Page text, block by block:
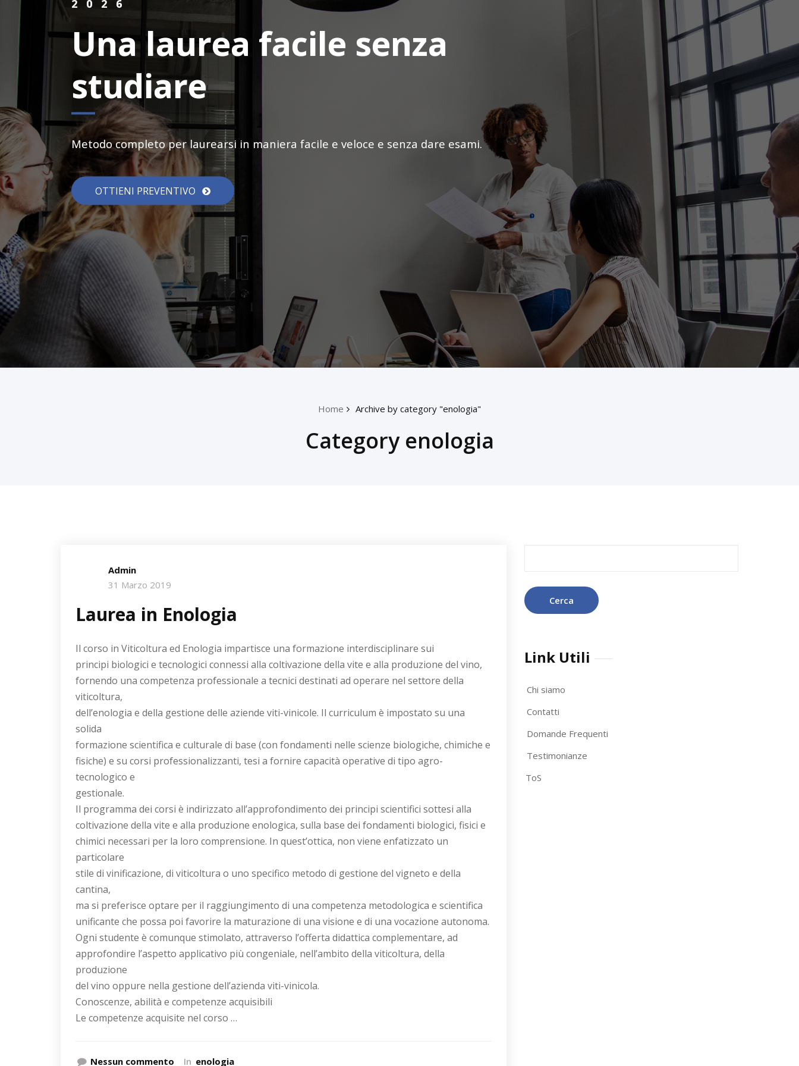
2026
Una laurea facile senza
studiare
Metodo completo per laurearsi in maniera facile e veloce e senza dare esami.
OTTIENI PREVENTIVO
Home Archive by category "enologia"
Category enologia
Admin
31 Marzo 2019
Laurea in Enologia
Il corso in Viticoltura ed Enologia impartisce una formazione interdisciplinare sui
principi biologici e tecnologici connessi alla coltivazione della vite e alla produzione del vino,
fornendo una competenza professionale a tecnici destinati ad operare nel settore della
viticoltura,
dell’enologia e della gestione delle aziende viti-vinicole. Il curriculum è impostato su una
solida
formazione scientifica e culturale di base (con fondamenti nelle scienze biologiche, chimiche e
fisiche) e su corsi professionalizzanti, tesi a fornire capacità operative di tipo agro-
tecnologico e
gestionale.
Il programma dei corsi è indirizzato all’approfondimento dei principi scientifici sottesi alla
coltivazione della vite e alla produzione enologica, sulla base dei fondamenti biologici, fisici e
chimici necessari per la loro comprensione. In quest’ottica, non viene enfatizzato un
particolare
stile di vinificazione, di viticoltura o uno specifico metodo di gestione del vigneto e della
cantina,
ma si preferisce optare per il raggiungimento di una competenza metodologica e scientifica
unificante che possa poi favorire la maturazione di una visione e di una vocazione autonoma.
Ogni studente è comunque stimolato, attraverso l’offerta didattica complementare, ad
approfondire l’aspetto applicativo più congeniale, nell’ambito della viticoltura, della
produzione
del vino oppure nella gestione dell’azienda viti-vinicola.
Conoscenze, abilità e competenze acquisibili
Le competenze acquisite nel corso …
Nessun commento In enologia
Link Utili
Chi siamo
Contatti
Domande Frequenti
Testimonianze
ToS